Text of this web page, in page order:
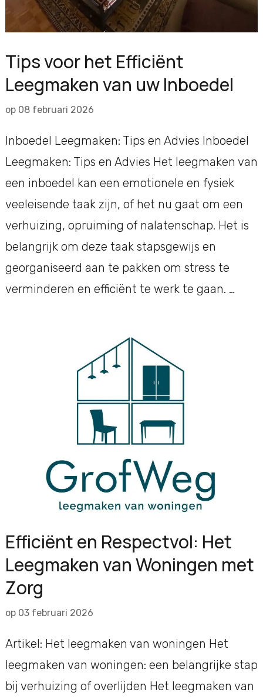
Tips voor het Efficiënt
Leegmaken van uw Inboedel
op 08 februari 2026
Inboedel Leegmaken: Tips en Advies Inboedel
Leegmaken: Tips en Advies Het leegmaken van
een inboedel kan een emotionele en fysiek
veeleisende taak zijn, of het nu gaat om een
verhuizing, opruiming of nalatenschap. Het is
belangrijk om deze taak stapsgewijs en
georganiseerd aan te pakken om stress te
verminderen en efficiënt te werk te gaan. …
Efficiënt en Respectvol: Het
Leegmaken van Woningen met
Zorg
op 03 februari 2026
Artikel: Het leegmaken van woningen Het
leegmaken van woningen: een belangrijke stap
bij verhuizing of overlijden Het leegmaken van